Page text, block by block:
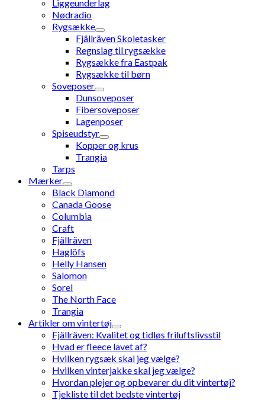
Liggeunderlag
Nødradio
Rygsække
Fjällräven Skoletasker
Regnslag til rygsække
Rygsække fra Eastpak
Rygsække til børn
Soveposer
Dunsoveposer
Fibersoveposer
Lagenposer
Spiseudstyr
Kopper og krus
Trangia
Tarps
Mærker
Black Diamond
Canada Goose
Columbia
Craft
Fjällräven
Haglöfs
Helly Hansen
Salomon
Sorel
The North Face
Trangia
Artikler om vintertøj
Fjällräven: Kvalitet og tidløs friluftslivsstil
Hvad er fleece lavet af?
Hvilken rygsæk skal jeg vælge?
Hvilken vinterjakke skal jeg vælge?
Hvordan plejer og opbevarer du dit vintertøj?
Tjekliste til det bedste vintertøj